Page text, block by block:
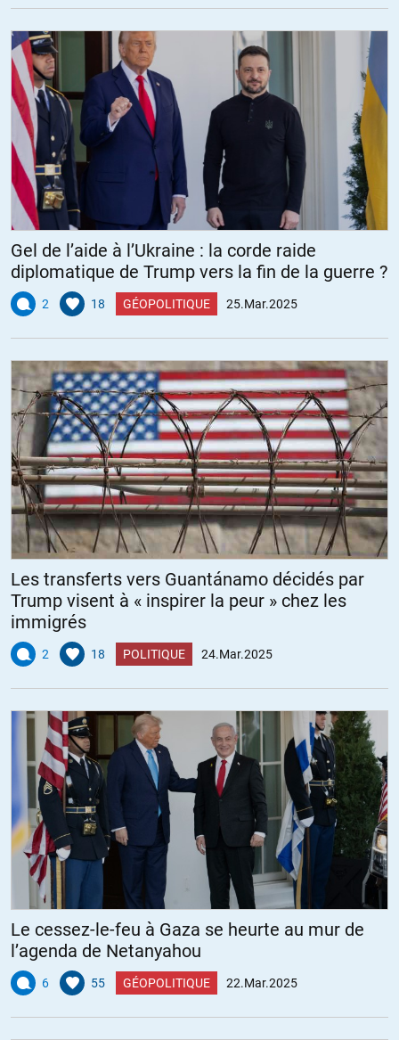
Gel de l’aide à l’Ukraine : la corde raide
diplomatique de Trump vers la fin de la guerre ?
2 18 GÉOPOLITIQUE 25.Mar.2025
Les transferts vers Guantánamo décidés par
Trump visent à « inspirer la peur » chez les
immigrés
2 18 POLITIQUE 24.Mar.2025
Le cessez-le-feu à Gaza se heurte au mur de
l’agenda de Netanyahou
6 55 GÉOPOLITIQUE 22.Mar.2025